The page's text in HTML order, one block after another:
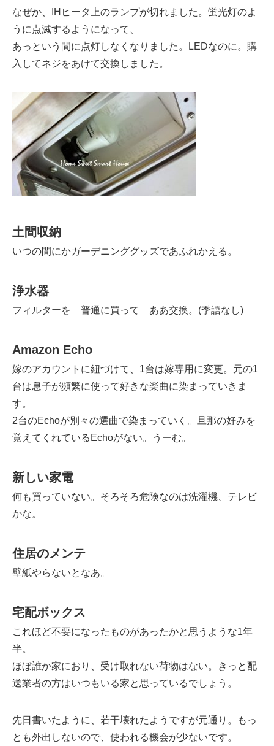
なぜか、IHヒータ上のランプが切れました。蛍光灯のよ
うに点滅するようになって、
あっという間に点灯しなくなりました。LEDなのに。購
入してネジをあけて交換しました。
土間収納
いつの間にかガーデニンググッズであふれかえる。
浄水器
フィルターを 普通に買って ああ交換。(季語なし)
Amazon Echo
嫁のアカウントに紐づけて、1台は嫁専用に変更。元の1
台は息子が頻繁に使って好きな楽曲に染まっていきま
す。
2台のEchoが別々の選曲で染まっていく。旦那の好みを
覚えてくれているEchoがない。うーむ。
新しい家電
何も買っていない。そろそろ危険なのは洗濯機、テレビ
かな。
住居のメンテ
壁紙やらないとなあ。
宅配ボックス
これほど不要になったものがあったかと思うような1年
半。
ほぼ誰か家におり、受け取れない荷物はない。きっと配
送業者の方はいつもいる家と思っているでしょう。
先日書いたように、若干壊れたようですが元通り。もっ
とも外出しないので、使われる機会が少ないです。